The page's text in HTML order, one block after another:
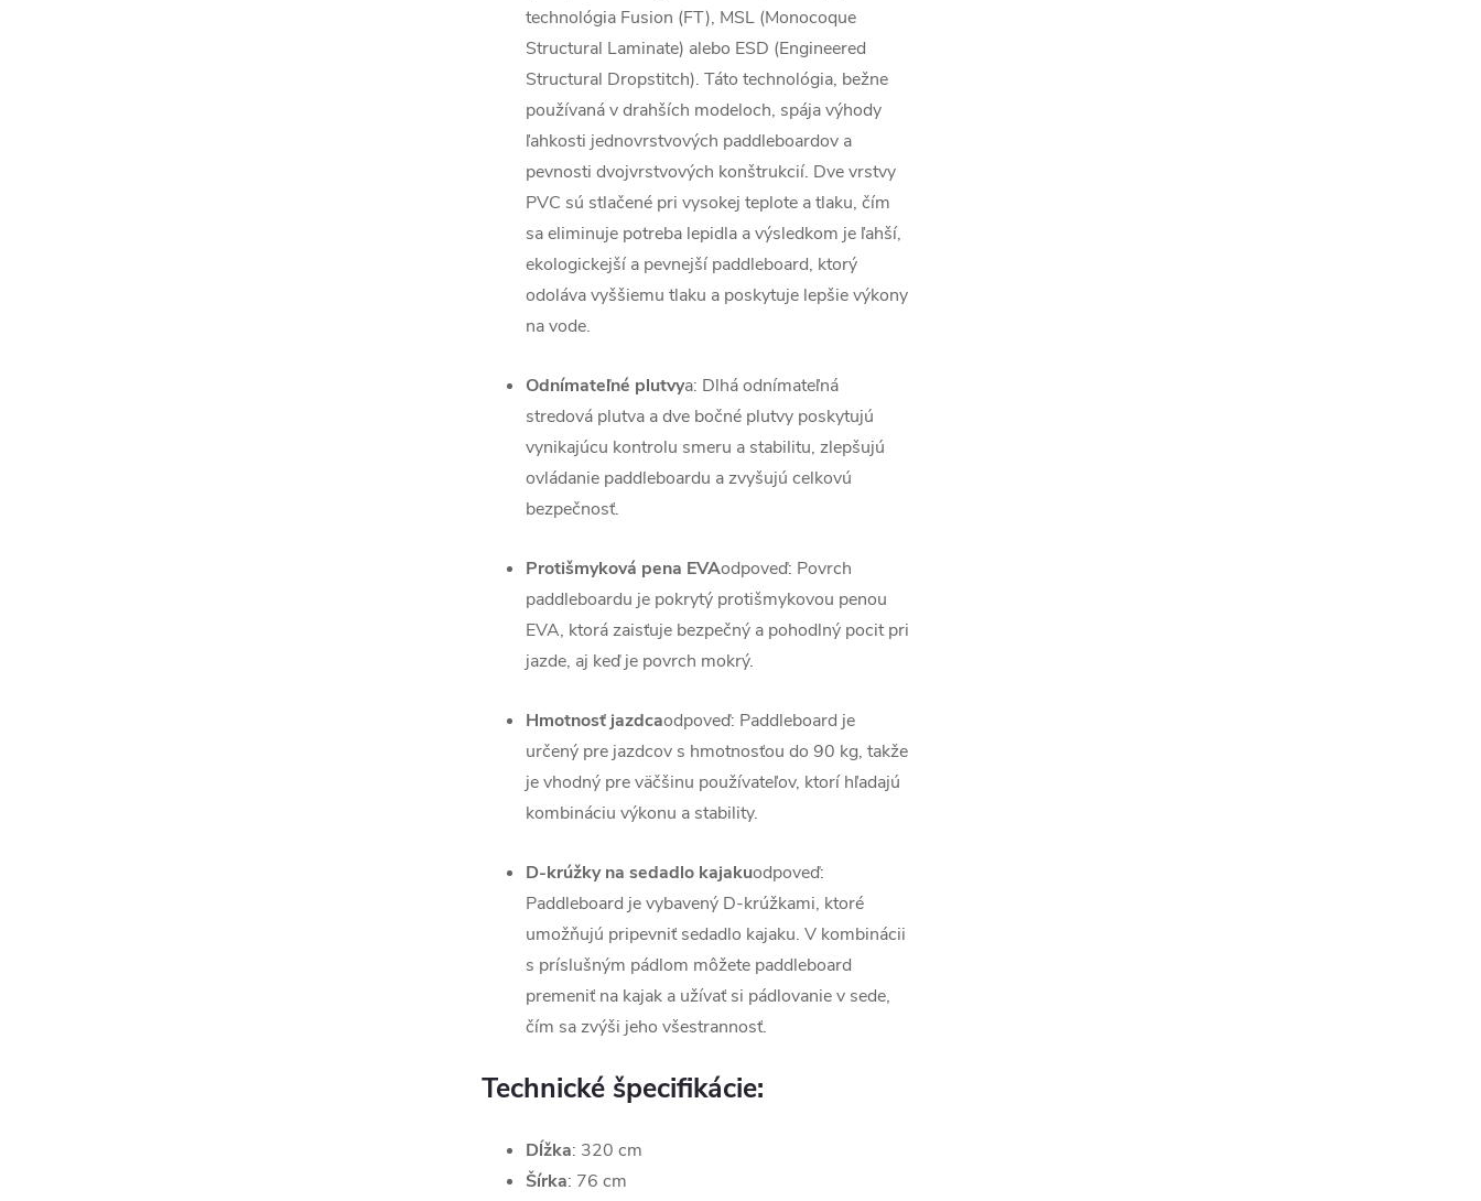
technológia Fusion (FT), MSL (Monocoque
Structural Laminate) alebo ESD (Engineered
Structural Dropstitch). Táto technológia, bežne
používaná v drahších modeloch, spája výhody
ľahkosti jednovrstvových paddleboardov a
pevnosti dvojvrstvových konštrukcií. Dve vrstvy
PVC sú stlačené pri vysokej teplote a tlaku, čím
sa eliminuje potreba lepidla a výsledkom je ľahší,
ekologickejší a pevnejší paddleboard, ktorý
odoláva vyššiemu tlaku a poskytuje lepšie výkony
na vode.
Odnímateľné plutvya: Dlhá odnímateľná
stredová plutva a dve bočné plutvy poskytujú
vynikajúcu kontrolu smeru a stabilitu, zlepšujú
ovládanie paddleboardu a zvyšujú celkovú
bezpečnosť.
Protišmyková pena EVAodpoveď: Povrch
paddleboardu je pokrytý protišmykovou penou
EVA, ktorá zaisťuje bezpečný a pohodlný pocit pri
jazde, aj keď je povrch mokrý.
Hmotnosť jazdcaodpoveď: Paddleboard je
určený pre jazdcov s hmotnosťou do 90 kg, takže
je vhodný pre väčšinu používateľov, ktorí hľadajú
kombináciu výkonu a stability.
D-krúžky na sedadlo kajakuodpoveď:
Paddleboard je vybavený D-krúžkami, ktoré
umožňujú pripevniť sedadlo kajaku. V kombinácii
s príslušným pádlom môžete paddleboard
premeniť na kajak a užívať si pádlovanie v sede,
čím sa zvýši jeho všestrannosť.
Technické špecifikácie:
Dĺžka: 320 cm
Šírka: 76 cm